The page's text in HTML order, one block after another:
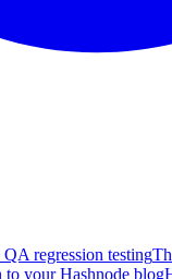
regression testing
your Hashnode blog